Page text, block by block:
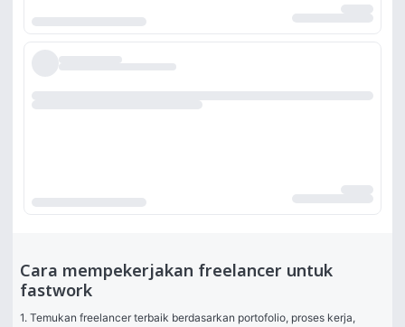
Cara mempekerjakan freelancer untuk
fastwork
1. Temukan freelancer terbaik berdasarkan portofolio, proses kerja,